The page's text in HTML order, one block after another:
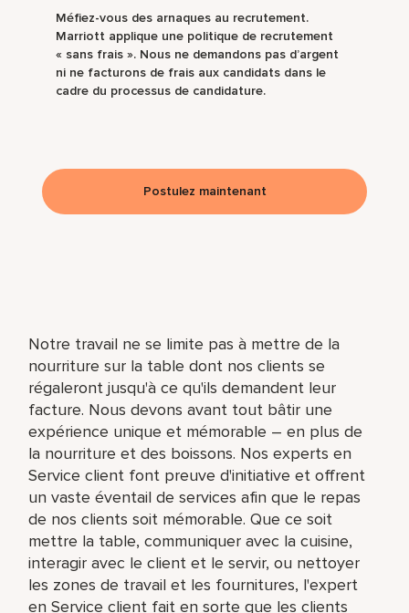
Notre travail ne se limite pas à mettre de la
nourriture sur la table dont nos clients se
régaleront jusqu'à ce qu'ils demandent leur
facture. Nous devons avant tout bâtir une
expérience unique et mémorable – en plus de
la nourriture et des boissons. Nos experts en
Service client font preuve d'initiative et offrent
un vaste éventail de services afin que le repas
de nos clients soit mémorable. Que ce soit
mettre la table, communiquer avec la cuisine,
interagir avec le client et le servir, ou nettoyer
les zones de travail et les fournitures, l'expert
en Service client fait en sorte que les clients
Méfiez-vous des arnaques au recrutement.
Marriott applique une politique de recrutement
« sans frais ». Nous ne demandons pas d’argent
ni ne facturons de frais aux candidats dans le
cadre du processus de candidature.
Postulez maintenant